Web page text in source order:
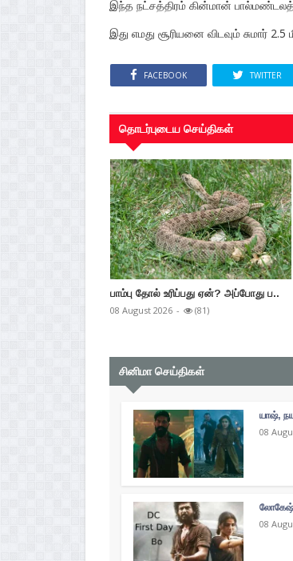
இந்த நட்சத்திரம் கின்மான்
இது எமது சூரியனை விடவும் சுமார் 2.5
FACEBOOK TWITTER
தொடர்புடைய செய்திகள்
பாம்பு தோல் உரிப்பது ஏன்? அப்போது ப..
08 August 2026 - (81)
சினிமா செய்திகள்
யாஷ்,
08
லோகேஷ்
08